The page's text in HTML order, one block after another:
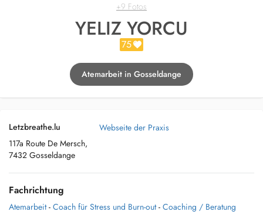
+9 Fotos
YELIZ YORCU
75
Atemarbeit in Gosseldange
Letzbreathe.lu
117a Route De Mersch,
7432 Gosseldange
Webseite der Praxis
Fachrichtung
Atemarbeit - Coach für Stress und Burn-out - Coaching / Beratung